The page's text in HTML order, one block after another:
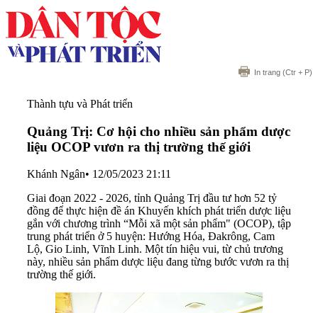
In trang (Ctr + P)
Thành tựu và Phát triển
Quảng Trị: Cơ hội cho nhiều sản phẩm dược
liệu OCOP vươn ra thị trường thế giới
Khánh Ngân• 12/05/2023 21:11
Giai đoạn 2022 - 2026, tỉnh Quảng Trị đầu tư hơn 52 tỷ
đồng để thực hiện đề án Khuyến khích phát triển dược liệu
gắn với chương trình “Mỗi xã một sản phẩm" (OCOP), tập
trung phát triển ở 5 huyện: Hướng Hóa, Đakrông, Cam
Lộ, Gio Linh, Vĩnh Linh. Một tín hiệu vui, từ chủ trương
này, nhiều sản phẩm dược liệu đang từng bước vươn ra thị
trường thế giới.